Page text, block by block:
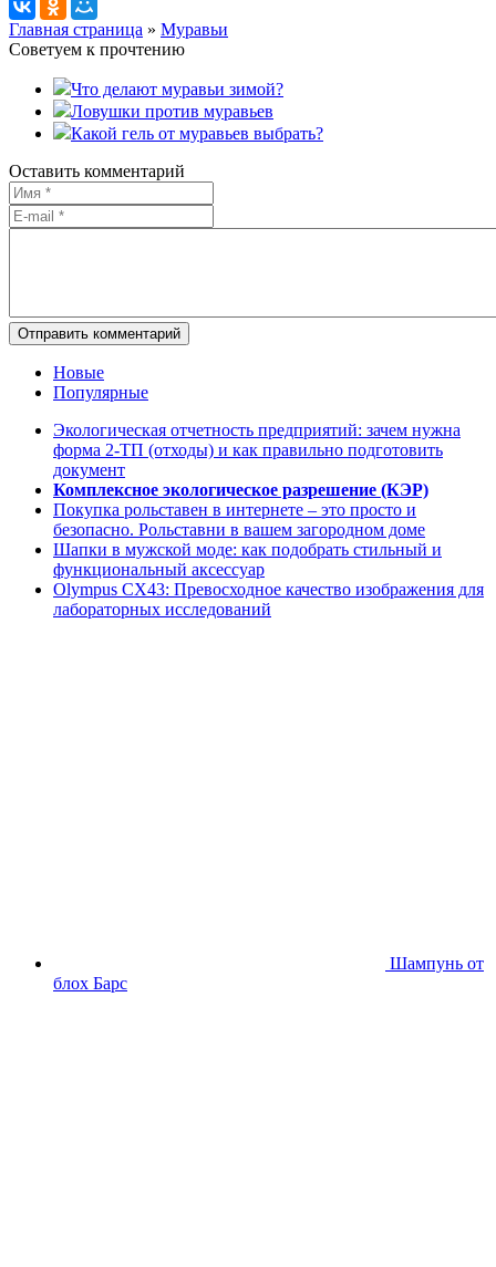
Главная страница » Муравьи
Советуем к прочтению
Что делают муравьи зимой?
Ловушки против муравьев
Какой гель от муравьев выбрать?
Оставить комментарий
Отправить комментарий
Новые
Популярные
Экологическая отчетность предприятий: зачем нужна
форма 2-ТП (отходы) и как правильно подготовить
документ
Комплексное экологическое разрешение (КЭР)
Покупка рольставен в интернете – это просто и
безопасно. Рольставни в вашем загородном доме
Шапки в мужской моде: как подобрать стильный и
функциональный аксессуар
Olympus CX43: Превосходное качество изображения для
лабораторных исследований
Шампунь от
блох Барс